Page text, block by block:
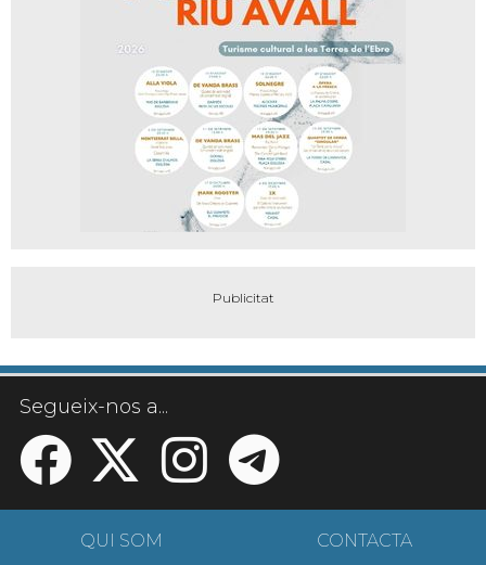
Segueix-nos a...
QUI SOM CONTACTA